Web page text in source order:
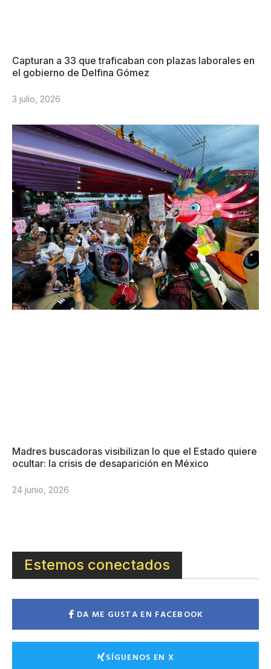
Capturan a 33 que traficaban con plazas laborales en
el gobierno de Delfina Gómez
3 julio, 2026
Madres buscadoras visibilizan lo que el Estado quiere
ocultar: la crisis de desaparición en México
24 junio, 2026
Estemos conectados
DA ME GUSTA EN FACEBOOK
SÍGUENOS EN X